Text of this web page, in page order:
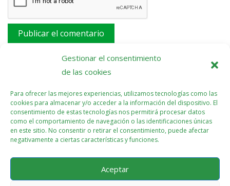
Gestionar el consentimiento
de las cookies
Para ofrecer las mejores experiencias, utilizamos tecnologías como las
cookies para almacenar y/o acceder a la información del dispositivo. El
consentimiento de estas tecnologías nos permitirá procesar datos
como el comportamiento de navegación o las identificaciones únicas
en este sitio. No consentir o retirar el consentimiento, puede afectar
negativamente a ciertas características y funciones.
Aceptar
Este sitio usa Akismet para reducir el spam.Aprende
cómo se procesan los datos de tus comentarios.